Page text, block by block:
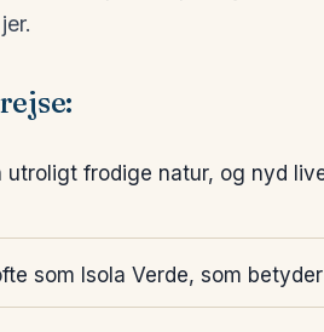
utroligt frodige natur, og nyd
som Isola Verde, som